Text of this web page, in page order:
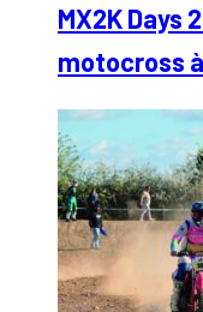
MX2K Days
motocross